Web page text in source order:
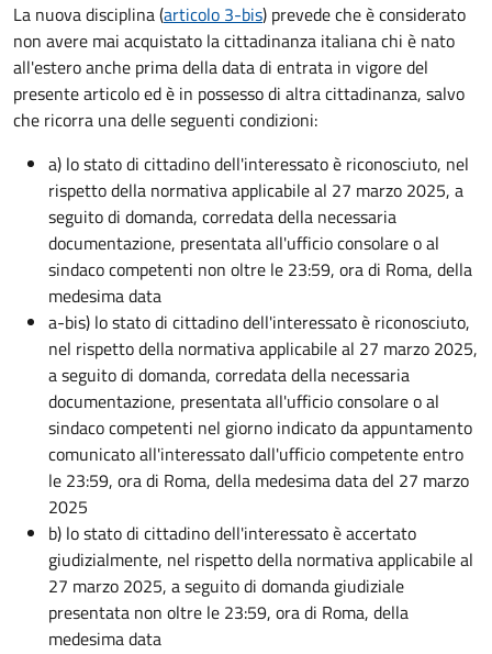
La nuova disciplina (articolo 3-bis) prevede cheèconsiderato
non avere mai acquistato la cittadinanza italiana chi è nato
all'estero anche prima della data di entrata in vigore del
presente articolo ed è in possesso di altra cittadinanza, salvo
che ricorra una delle seguenti condizioni:
a) lo stato di cittadino dell'interessato è riconosciuto, nel
rispetto della normativa applicabile al 27 marzo 2025, a
seguito di domanda, corredata della necessaria
documentazione, presentata all'ufficio consolare o al
sindaco competenti non oltre le 23:59, ora di Roma, della
medesima data
a-bis) lo stato di cittadino dell'interessato è riconosciuto,
nel rispetto della normativa applicabile al 27 marzo 2025,
a seguito di domanda, corredata della necessaria
documentazione, presentata all'ufficio consolare o al
sindaco competenti nel giorno indicato da appuntamento
comunicato all'interessato dall'ufficio competente entro
le 23:59, ora di Roma, della medesima data del 27 marzo
2025
b) lo stato di cittadino dell'interessato è accertato
giudizialmente, nel rispetto della normativa applicabile al
27 marzo 2025, a seguito di domanda giudiziale
presentata non oltre le 23:59, ora di Roma, della
medesima data